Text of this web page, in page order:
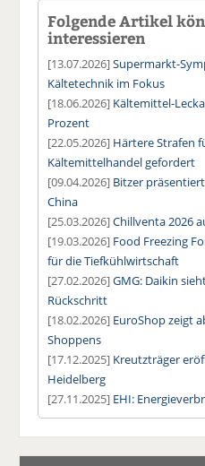
Folgende Artikel
interessieren
[13.07.2026]Supermarkt-
Kältetechnik im Fokus
[18.06.2026] Kältemittel-
Prozent
[22.05.2026] Härtere Strafen
Kältemittelhandel gefordert
[09.04.2026] Bitzer
China
[25.03.2026]Chillventa 2026
[19.03.2026] Food Freezing
für die Tiefkühlwirtschaft
[27.02.2026]GMG: Daikin
Rückschritt
[18.02.2026] EuroShop zeigt
Shoppens
[17.12.2025] Kreutzträger
Heidelberg
[27.11.2025] EHI: